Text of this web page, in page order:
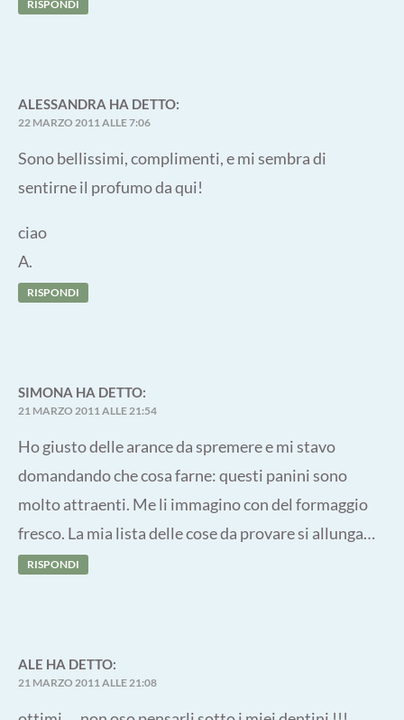
RISPONDI
ALESSANDRA HA DETTO:
22 MARZO 2011 ALLE 7:06
Sono bellissimi, complimenti, e mi sembra di
sentirne il profumo da qui!
ciao
A.
RISPONDI
SIMONA HA DETTO:
21 MARZO 2011 ALLE 21:54
Ho giusto delle arance da spremere e mi stavo
domandando che cosa farne: questi panini sono
molto attraenti. Me li immagino con del formaggio
fresco. La mia lista delle cose da provare si allunga…
RISPONDI
ALE HA DETTO:
21 MARZO 2011 ALLE 21:08